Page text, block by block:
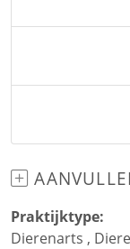
Praktijktype:
Dierenarts ,